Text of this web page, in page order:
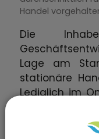
Handel
Die
Lage am
stationäre
Lediglich im
dass das
nicht mehr